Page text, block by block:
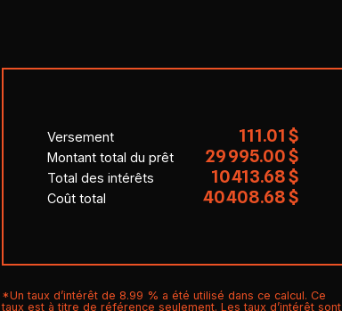
Versement 111.01 $
Montant total du prêt 29 995.00 $
Total des intérêts 10 413.68 $
Coût total 40 408.68 $
*Un taux d’intérêt de 8.99 % a été utilisé dans ce calcul. Ce
taux est à titre de référence seulement. Les taux d’intérêt sont